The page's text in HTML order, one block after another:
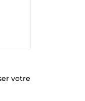
votre